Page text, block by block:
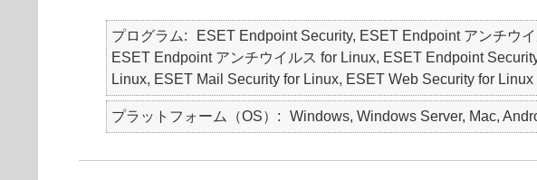
プログラム
ESET Endpoint Security, ESET Endpoint アンチウ
ESET Endpoint アンチウイルス for Linux, ESET Endpoint
Linux, ESET Mail Security for Linux, ESET Web Security for Linux
プラットフォーム（OS） Windows, Windows Server, Mac,